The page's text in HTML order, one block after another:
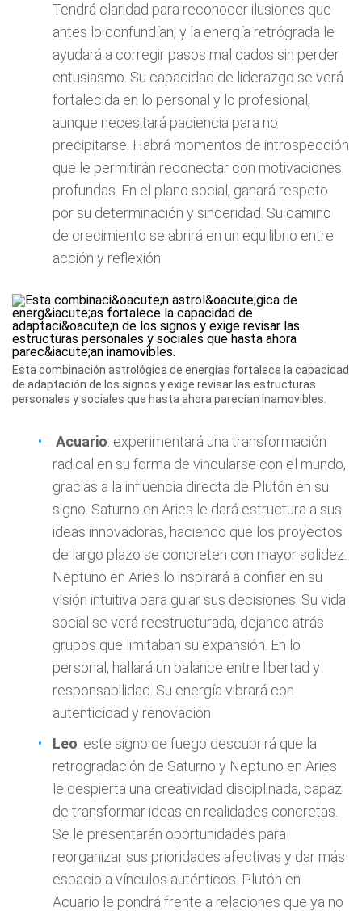
Tendrá claridad para reconocer ilusiones que
antes lo confundían, y la energía retrógrada le
ayudará a corregir pasos mal dados sin perder
entusiasmo. Su capacidad de liderazgo se verá
fortalecida en lo personal y lo profesional,
aunque necesitará paciencia para no
precipitarse. Habrá momentos de introspección
que le permitirán reconectar con motivaciones
profundas. En el plano social, ganará respeto
por su determinación y sinceridad. Su camino
de crecimiento se abrirá en un equilibrio entre
acción y reflexión
Esta combinación astrológica de energías fortalece la capacidad
de adaptación de los signos y exige revisar las estructuras
personales y sociales que hasta ahora parecían inamovibles.
Acuario: experimentará una transformación
radical en su forma de vincularse con el mundo,
gracias a la influencia directa de Plutón en su
signo. Saturno en Aries le dará estructura a sus
ideas innovadoras, haciendo que los proyectos
de largo plazo se concreten con mayor solidez.
Neptuno en Aries lo inspirará a confiar en su
visión intuitiva para guiar sus decisiones. Su vida
social se verá reestructurada, dejando atrás
grupos que limitaban su expansión. En lo
personal, hallará un balance entre libertad y
responsabilidad. Su energía vibrará con
autenticidad y renovación
Leo: este signo de fuego descubrirá que la
retrogradación de Saturno y Neptuno en Aries
le despierta una creatividad disciplinada, capaz
de transformar ideas en realidades concretas.
Se le presentarán oportunidades para
reorganizar sus prioridades afectivas y dar más
espacio a vínculos auténticos. Plutón en
Acuario le pondrá frente a relaciones que ya no